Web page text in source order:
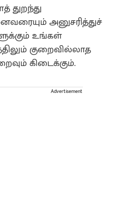
துறந்து
அனுசரித்துச்
உங்கள்
குறைவில்லாத
கிடைக்கும்.
Advertisement